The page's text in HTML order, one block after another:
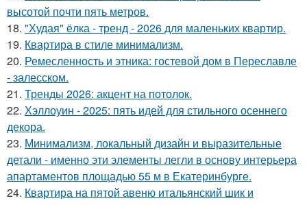
высотой почти пять метров.
18. "Худая" ёлка - тренд - 2026 для маленьких квартир.
19. Квартира в стиле минимализм.
20. Ремесленность и этника: гостевой дом в Переславле
- залесском.
21. Тренды 2026: акцент на потолок.
22. Хэллоуин - 2025: пять идей для стильного осеннего
декора.
23. Минимализм, локальный дизайн и выразительные
детали - именно эти элементы легли в основу интерьера
апартаментов площадью 55 м в Екатеринбурге.
24. Квартира на пятой авеню итальянский шик и